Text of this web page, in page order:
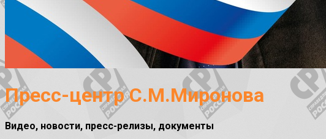
Пресс-центр С.М.Миронова
Видео, новости, пресс-релизы, документы